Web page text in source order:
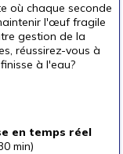
où chaque seconde
l'œuf fragile
gestion de la
réussirez-vous à
à l'eau?
en temps réel
min)